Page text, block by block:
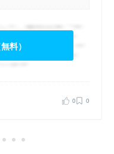
料）
0 0